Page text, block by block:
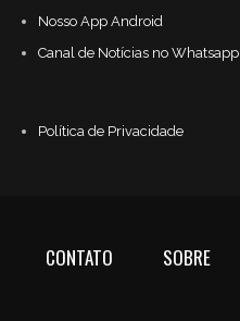
Nosso App Android
Canal de Notícias no Whatsapp
Política de Privacidade
CONTATO SOBRE